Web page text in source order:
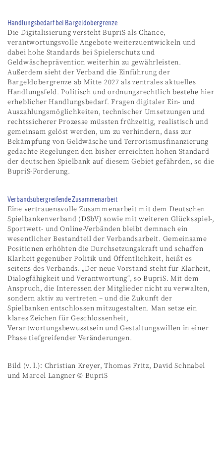
Handlungsbedarf bei Bargeldobergrenze
Die Digitalisierung versteht BupriS als Chance,
verantwortungsvolle Angebote weiterzuentwickeln und
dabei hohe Standards bei Spielerschutz und
Geldwäscheprävention weiterhin zu gewährleisten.
Außerdem sieht der Verband die Einführung der
Bargeldobergrenze ab Mitte 2027 als zentrales aktuelles
Handlungsfeld. Politisch und ordnungsrechtlich bestehe hier
erheblicher Handlungsbedarf. Fragen digitaler Ein- und
Auszahlungsmöglichkeiten, technischer Umsetzungen und
rechtssicherer Prozesse müssten frühzeitig, realistisch und
gemeinsam gelöst werden, um zu verhindern, dass zur
Bekämpfung von Geldwäsche und Terrorismusfinanzierung
gedachte Regelungen den bisher erreichten hohen Standard
der deutschen Spielbank auf diesem Gebiet gefährden, so die
BupriS-Forderung.
Verbandsübergreifende Zusammenarbeit
Eine vertrauensvolle Zusammenarbeit mit dem Deutschen
Spielbankenverband (DSbV) sowie mit weiteren Glücksspiel-,
Sportwett- und Online-Verbänden bleibt demnach ein
wesentlicher Bestandteil der Verbandsarbeit. Gemeinsame
Positionen erhöhten die Durchsetzungskraft und schaffen
Klarheit gegenüber Politik und Öffentlichkeit, heißt es
seitens des Verbands. „Der neue Vorstand steht für Klarheit,
Dialogfähigkeit und Verantwortung“, so BupriS. Mit dem
Anspruch, die Interessen der Mitglieder nicht zu verwalten,
sondern aktiv zu vertreten – und die Zukunft der
Spielbanken entschlossen mitzugestalten. Man setze ein
klares Zeichen für Geschlossenheit,
Verantwortungsbewusstsein und Gestaltungswillen in einer
Phase tiefgreifender Veränderungen.
Bild (v. l.): Christian Kreyer, Thomas Fritz, David Schnabel
und Marcel Langner © BupriS